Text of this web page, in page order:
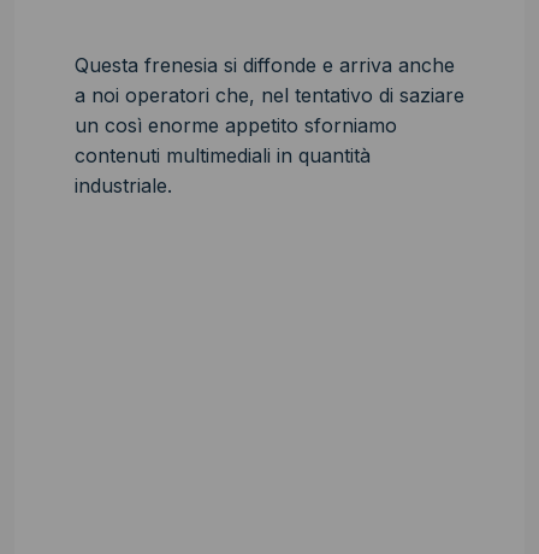
Questa frenesia si diffonde e arriva anche
a noi operatori che, nel tentativo di saziare
un così enorme appetito sforniamo
contenuti multimediali in quantità
industriale.